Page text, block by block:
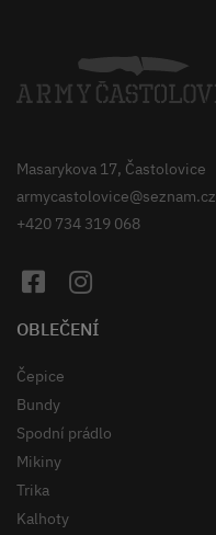
Masarykova 17, Častolovice
armycastolovice@seznam.cz
+420 734 319 068
OBLEČENÍ
Čepice
Bundy
Spodní prádlo
Mikiny
Trika
Kalhoty